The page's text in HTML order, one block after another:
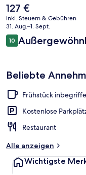
Der
aktuelle
Preis
beträgt
127 €.
127 €
inkl. Steuern & Gebühren
31. Aug.–1. Sept.
Bewertungen
1010 von 10.
Beliebte
Frühstück
Kostenlose
Restaurant
Alle anzeigen
Wichtigste